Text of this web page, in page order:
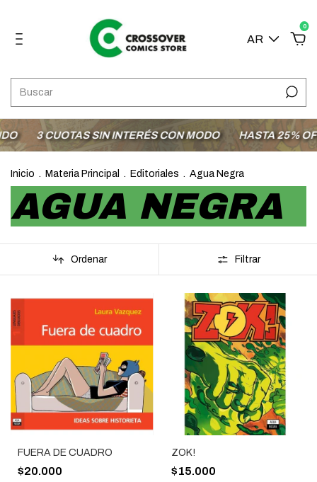
AR
0
3 CUOTAS SIN INTERÉS CON MODO HASTA 25% OFF
Inicio . Materia Principal . Editoriales . Agua Negra
AGUA NEGRA
Ordenar Filtrar
FUERA DE CUADRO
$20.000
ZOK!
$15.000